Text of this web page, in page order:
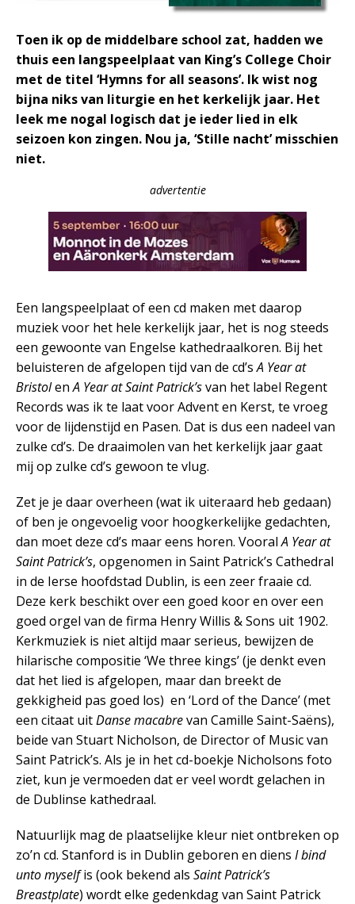
Toen ik op de middelbare school zat, hadden we
thuis een langspeelplaat van King’s College Choir
met de titel ‘Hymns for all seasons’. Ik wist nog
bijna niks van liturgie en het kerkelijk jaar. Het
leek me nogal logisch dat je ieder lied in elk
seizoen kon zingen. Nou ja, ‘Stille nacht’ misschien
niet.
advertentie
Een langspeelplaat of een cd maken met daarop
muziek voor het hele kerkelijk jaar, het is nog steeds
een gewoonte van Engelse kathedraalkoren. Bij het
beluisteren de afgelopen tijd van de cd’sA Year at
BristolenA Year at Saint Patrick’svan het label Regent
Records was ik te laat voor Advent en Kerst, te vroeg
voor de lijdenstijd en Pasen. Dat is dus een nadeel van
zulke cd’s. De draaimolen van het kerkelijk jaar gaat
mij op zulke cd’s gewoon te vlug.
Zet je je daar overheen (wat ik uiteraard heb gedaan)
of ben je ongevoelig voor hoogkerkelijke gedachten,
dan moet deze cd’s maar eens horen. VooralA Year at
Saint Patrick’s, opgenomen in Saint Patrick’s Cathedral
in de Ierse hoofdstad Dublin, is een zeer fraaie cd.
Deze kerk beschikt over een goed koor en over een
goed orgel van de firma Henry Willis & Sons uit 1902.
Kerkmuziek is niet altijd maar serieus, bewijzen de
hilarische compositie ‘We three kings’ (je denkt even
dat het lied is afgelopen, maar dan breekt de
gekkigheid pas goed los) en ‘Lord of the Dance’ (met
een citaat uitDanse macabrevan Camille Saint-Saëns),
beide van Stuart Nicholson, de Director of Music van
Saint Patrick’s. Als je in het cd-boekje Nicholsons foto
ziet, kun je vermoeden dat er veel wordt gelachen in
de Dublinse kathedraal.
Natuurlijk mag de plaatselijke kleur niet ontbreken op
zo’n cd. Stanford is in Dublin geboren en diens I bind
unto myselfis (ook bekend als Saint Patrick’s
Breastplate) wordt elke gedenkdag van Saint Patrick